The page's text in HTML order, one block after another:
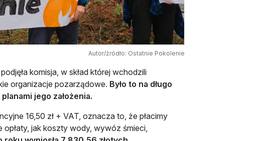
Autor/źródło: Ostatnie Pokolenie
komisja, w skład której wchodzili
organizacje pozarządowe. Było to na długo
jego założenia.
16,50 zł + VAT, oznacza to, że płacimy
jak koszty wody, wywóz śmieci,